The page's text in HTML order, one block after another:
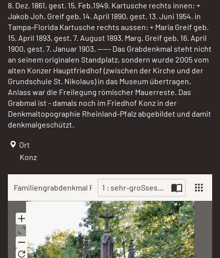
Familiengrabdenkmal Pütz1 : sehr-groSses-
Scan
8. Dez. 1861, gest. 15. Feb.1949. Kartusche rechts innen: +
Jakob Joh. Greif geb. 14. April 1890, gest. 13. Juni 1954. in
Tampa-Florida Kartusche rechts aussen: + Maria Greif geb.
15. April 1893, gest. 7. August 1893. Marg. Greif geb. 16. April
1900, gest. 7. Januar 1903. ----- Das Grabdenkmal steht nicht
an seinem originalen Standplatz, sondern wurde 2005 vom
alten Konzer Hauptfriedhof (zwischen der Kirche und der
Grundschule St. Nikolaus) in das Museum übertragen.
Anlass war die Freilegung römischer Mauerreste. Das
Grabmal ist - damals noch im Friedhof Konz in der
Denkmaltopographie Rheinland-Pfalz abgebildet und damit
denkmalgeschützt.
Ort
Konz